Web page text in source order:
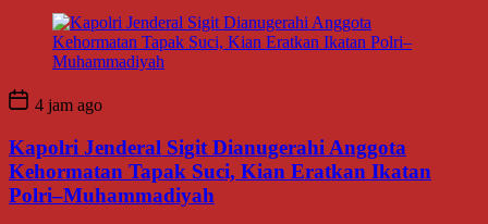
4 jam ago
Kapolri Jenderal Sigit Dianugerahi Anggota
Kehormatan Tapak Suci, Kian Eratkan Ikatan
Polri–Muhammadiyah